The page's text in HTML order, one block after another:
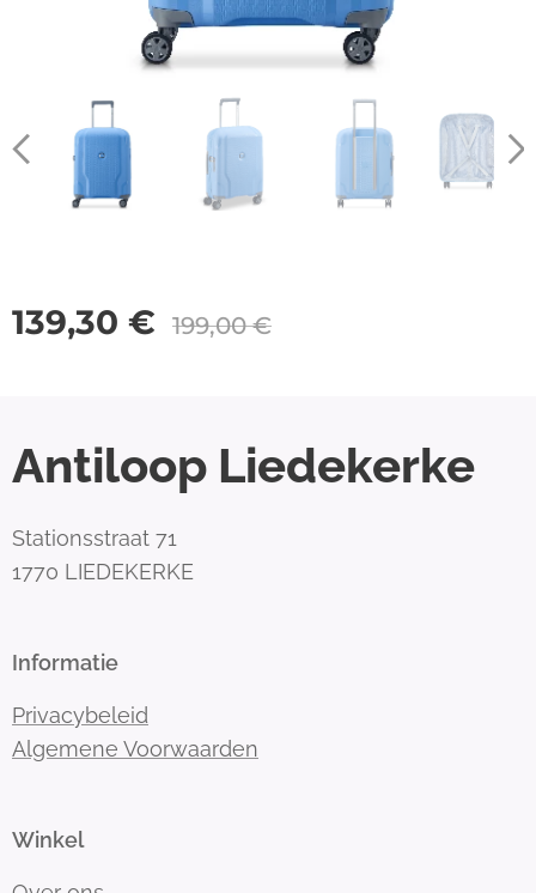
139,30 € 199,00€
Antiloop Liedekerke
Stationsstraat 71
1770 LIEDEKERKE
Informatie
Privacybeleid
Algemene Voorwaarden
Winkel